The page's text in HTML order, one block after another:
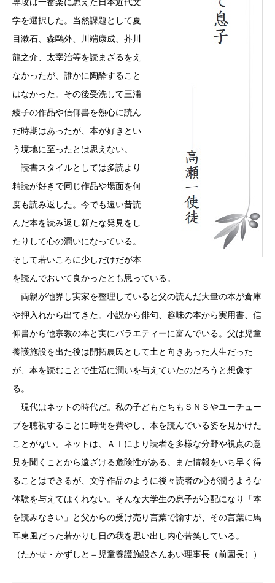
専攻は一番楽に思えた日本近代文
学を選択した。当然課題として夏
目漱石、森鷗外、川端康成、芥川
龍之介、太宰治等を読まざるをえ
なかったが、誰かに陶酔すること
はなかった。その後受洗して三浦
綾子の作品や信仰書を熱心に読ん
だ時期はあったが、本が好きとい
う境地に至ったとは思えない。
読書スタイルとしては多読より
精読が好きで同じ作品や場面を何
度も読み返した。今でも遠い昔読
んだ本を読み返し新たな発見をし
たりして心の潤いになっている。
そして若いころに少しだけだが本
を読んでおいて良かったとも思っている。
両親が他界し実家を整理していると父の読んだ大量の本が倉庫
や押入れから出てきた。小説から俳句、趣味の本から実用書、信
仰書から他宗教の本と実にバラエティーに富んでいる。父は児童
養護施設を出た後は開拓農民として土と向きあった人生だった
が、本を読むことで生活に潤いを与えていたのだろうと想像す
る。
現代はネットの時代だ。私の子どもたちもＳＮＳやユーチュー
ブを聴視することに時間を費やし、本を読んでいる姿を見かけた
ことがない。ネットは、ＡＩにより読者を多様な分野や視点の意
見を聞くことから遠ざける危険性がある。また情報をいち早く得
ることはできるが、文学作品のように後々読者の心が潤うような
体験を与えてはくれない。そんな大学生の息子が心配になり「本
を読みなさい」と父からの受け売り言葉で諭すが、その言葉に馬
耳東風だった若かりし日の我を思い出し内心苦笑している。
（たかせ・かずしと＝児童養護施設さんあい理事長（前園長））